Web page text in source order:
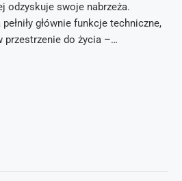
odzyskuje swoje nabrzeża.
głównie funkcje techniczne,
przestrzenie do życia –…